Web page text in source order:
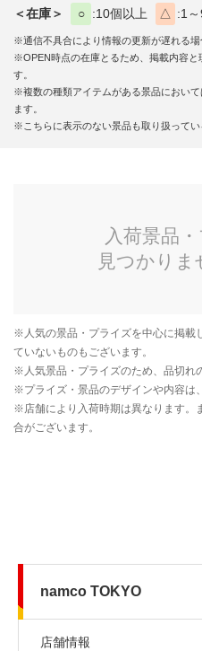
＜在庫＞ ○ 10個以上 △ 1
※通信不具合により情報の更新が遅れる場
※OPEN時点の在庫とるため、掲載内容と
す。
※複数の種類アイテムがある景品におい
ます。
※こちらに表示のない景品も取り扱ってい
namco TOKYO
店舗情報